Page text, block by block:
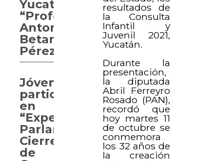
resultados de
la Consulta
Infantil y
Juvenil 2021,
Yucatán.
Durante la
presentación,
la diputada
Abril Ferreyro
Rosado (PAN),
recordó que
hoy martes 11
de octubre se
conmemora
los 32 años de
la creación
Yucatán
“Profesor
Antonio
Betancourt
Pérez”
Jóvenes
participan
en
“Experiencia
Parlamentaria.
Cierre
de